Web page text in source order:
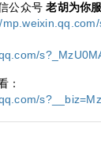
公众号老胡为你
：